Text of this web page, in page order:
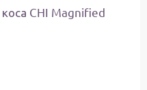
CHI Magnified